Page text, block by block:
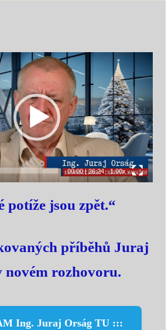
00:00|26:24 1.00x
potíže jsou zpět.“
příběhů Juraj
novém rozhovoru.
Ing. Juraj Orság TU :::